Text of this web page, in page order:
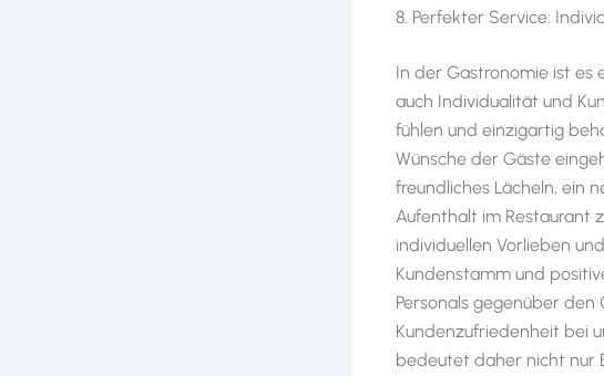
8. Perfekter Service:
In der Gastronomie ist es
auch Individualität und
fühlen und einzigartig
Wünsche der Gäste
freundliches Lächeln, ein
Aufenthalt im Restaurant
individuellen Vorlieben
Kundenstamm und
Personals gegenüber
Kundenzufriedenheit bei
bedeutet daher nicht nur